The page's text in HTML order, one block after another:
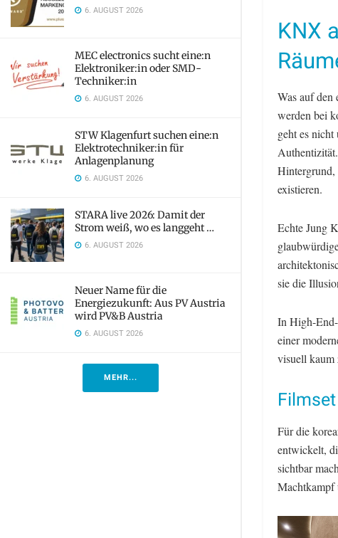
6. AUGUST 2026
MEC electronics sucht eine:n
Elektroniker:in oder SMD-
Techniker:in
6. AUGUST 2026
STW Klagenfurt suchen eine:n
Elektrotechniker:in für
Anlagenplanung
6. AUGUST 2026
STARA live 2026: Damit der
Strom weiß, wo es langgeht …
6. AUGUST 2026
Neuer Name für die
Energiezukunft: Aus PV Austria
wird PV&B Austria
6. AUGUST 2026
MEHR...
KNX
Was auf den
werden bei
geht es
Hintergrund,
existieren.
Echte Jung
sie die
In High-
einer
visuell kaum
Für die
entwickelt,
sichtbar
Machtkampf